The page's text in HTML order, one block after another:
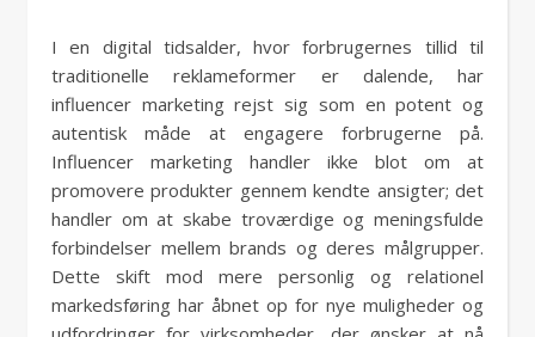
I en digital tidsalder, hvor forbrugernes tillid til
traditionelle reklameformer er dalende, har
influencer marketing rejst sig som en potent og
autentisk måde at engagere forbrugerne på.
Influencer marketing handler ikke blot om at
promovere produkter gennem kendte ansigter; det
handler om at skabe troværdige og meningsfulde
forbindelser mellem brands og deres målgrupper.
Dette skift mod mere personlig og relationel
markedsføring har åbnet op for nye muligheder og